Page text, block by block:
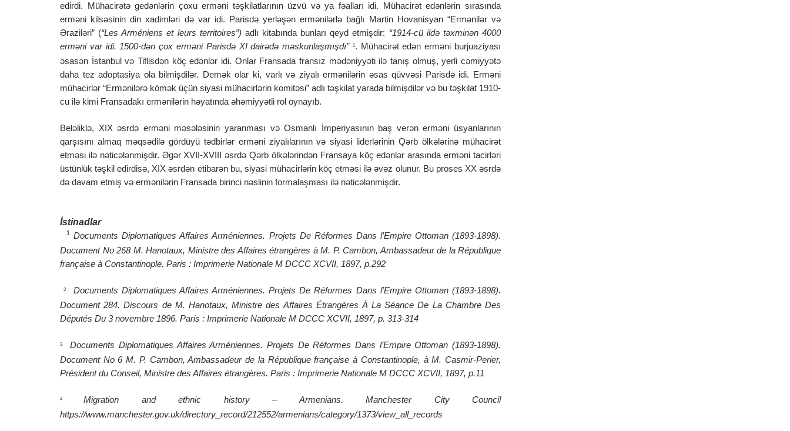
edirdi. Mühacirətə gedənlərin çoxu erməni təşkilatlarının üzvü və ya fəalları idi. Mühacirət edənlərin sırasında
erməni kilsəsinin din xadimləri də var idi. Parisdə yerləşən ermənilərlə bağlı Martin Hovanisyan “Ermənilər və
Əraziləri” (“Les Arméniens et leurs territoires”) adlı kitabında bunları qeyd etmişdir: “1914-cü ildə təxminən 4000
erməni var idi. 1500-dən çox erməni Parisdə XI dairədə məskunlaşmışdı” 5. Mühacirət edən erməni burjuaziyası
əsasən İstanbul və Tiflisdən köç edənlər idi. Onlar Fransada fransız mədəniyyəti ilə tanış olmuş, yerli cəmiyyətə
daha tez adoptasiya ola bilmişdilər. Demək olar ki, varlı və ziyalı ermənilərin əsas qüvvəsi Parisdə idi. Erməni
mühacirlər “Ermənilərə kömək üçün siyasi mühacirlərin komitəsi” adlı təşkilat yarada bilmişdilər və bu təşkilat 1910-
cu ilə kimi Fransadakı ermənilərin həyatında əhəmiyyətli rol oynayıb.
Beləliklə, XIX əsrdə erməni məsələsinin yaranması və Osmanlı İmperiyasının baş verən erməni üsyanlarının
qarşısını almaq məqsədilə gördüyü tədbirlər erməni ziyalılarının və siyasi liderlərinin Qərb ölkələrinə mühacirət
etməsi ilə nəticələnmişdir. Əgər XVII-XVIII əsrdə Qərb ölkələrindən Fransaya köç edənlər arasında erməni tacirləri
üstünlük təşkil edirdisə, XIX əsrdən etibarən bu, siyasi mühacirlərin köç etməsi ilə əvəz olunur. Bu proses XX əsrdə
də davam etmiş və ermənilərin Fransada birinci nəslinin formalaşması ilə nəticələnmişdir.
İstinadlar
1
Documents Diplomatiques Affaires Arméniennes. Projets De Réformes Dans l’Empire Ottoman (1893-1898).
Document No 268 M. Hanotaux, Ministre des Affaires étrangères à M. P. Cambon, Ambassadeur de la République
française à Constantinople. Paris : Imprimerie Nationale M DCCC XCVII, 1897, p.292
2 Documents Diplomatiques Affaires Arméniennes. Projets De Réformes Dans l’Empire Ottoman (1893-1898).
Document 284. Discours de M. Hanotaux, Ministre des Affaires Étrangères À La Séance De La Chambre Des
Députés Du 3 novembre 1896. Paris : Imprimerie Nationale M DCCC XCVII, 1897, p. 313-314
3
Documents Diplomatiques Affaires Arméniennes. Projets De Réformes Dans l’Empire Ottoman (1893-1898).
Document No 6 M. P. Cambon, Ambassadeur de la République française à Constantinople, à M. Casmir-Perier,
Président du Conseil, Ministre des Affaires étrangères. Paris : Imprimerie Nationale M DCCC XCVII, 1897, p.11
4 Migration and ethnic history – Armenians. Manchester City Council
https://www.manchester.gov.uk/directory_record/212552/armenians/category/1373/view_all_records